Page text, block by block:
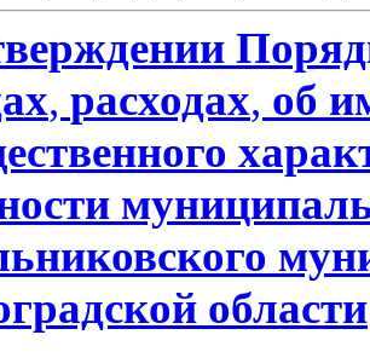
, расходах, об
области